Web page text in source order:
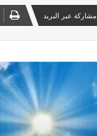
مشاركة عبر البريد